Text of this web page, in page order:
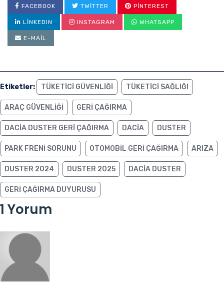
FACEBOOK TWITTER PINTEREST
LINKEDIN INSTAGRAM WHATSAPP
E-MAIL
Etiketler: TÜKETICI GÜVENLIĞI TÜKETICI SAĞLIĞI
ARAÇ GÜVENLIĞI GERI ÇAĞIRMA
DACIA DUSTER GERI ÇAĞIRMA DACIA DUSTER
PARK FRENI SORUNU OTOMOBIL GERI ÇAĞIRMA ARIZA
DUSTER 2024 DUSTER 2025 DACIA DUSTER
GERI ÇAĞIRMA DUYURUSU
1 Yorum